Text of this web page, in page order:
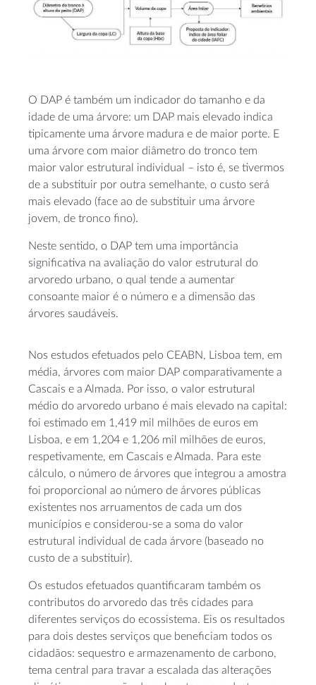
O DAP é também um indicador do tamanho e da
idade de uma árvore: um DAP mais elevado indica
tipicamente uma árvore madura e de maior porte. E
uma árvore com maior diâmetro do tronco tem
maior valor estrutural individual – isto é, se tivermos
de a substituir por outra semelhante, o custo será
mais elevado (face ao de substituir uma árvore
jovem, de tronco fino).
Neste sentido, o DAP tem uma importância
significativa na avaliação do valor estrutural do
arvoredo urbano, o qual tende a aumentar
consoante maior é o número e a dimensão das
árvores saudáveis.
Nos estudos efetuados pelo CEABN, Lisboa tem, em
média, árvores com maior DAP comparativamente a
Cascais e a Almada. Por isso, o valor estrutural
médio do arvoredo urbano é mais elevado na capital:
foi estimado em 1,419 mil milhões de euros em
Lisboa, e em 1,204 e 1,206 mil milhões de euros,
respetivamente, em Cascais e Almada. Para este
cálculo, o número de árvores que integrou a amostra
foi proporcional ao número de árvores públicas
existentes nos arruamentos de cada um dos
municípios e considerou-se a soma do valor
estrutural individual de cada árvore (baseado no
custo de a substituir).
Os estudos efetuados quantificaram também os
contributos do arvoredo das três cidades para
diferentes serviços do ecossistema. Eis os resultados
para dois destes serviços que beneficiam todos os
cidadãos: sequestro e armazenamento de carbono,
tema central para travar a escalada das alterações